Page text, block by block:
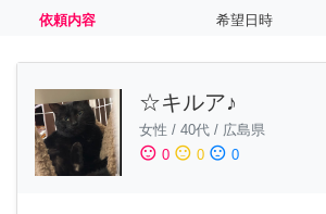
依頼内容 希望日時
☆キルア♪
女性 / 40代 / 広島県
sentiment_satisfied 0 sentiment_neutral 0 sentiment_dissatisfied 0